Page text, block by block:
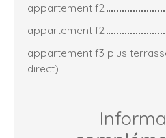
appartement f2
appartement f2
appartement f3 plus
direct)